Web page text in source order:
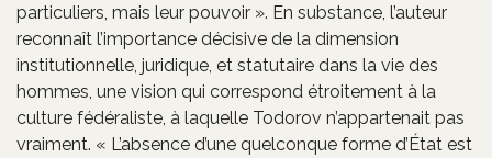
particuliers, mais leur pouvoir ». En substance, l’auteur
reconnaît l’importance décisive de la dimension
institutionnelle, juridique, et statutaire dans la vie des
hommes, une vision qui correspond étroitement à la
culture fédéraliste, à laquelle Todorov n’appartenait pas
vraiment. « L’absence d’une quelconque forme d’État est